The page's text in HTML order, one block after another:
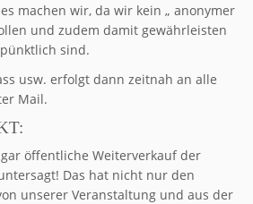
machen wir, da wir kein „ anonymer
und zudem damit gewährleisten
sind.
usw. erfolgt dann zeitnah an alle
Mail.
öffentliche Weiterverkauf der
Das hat nicht nur den
unserer Veranstaltung und aus der